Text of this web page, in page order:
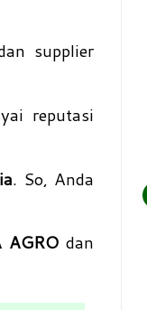
supplier
reputasi
. So, Anda
AGROdan